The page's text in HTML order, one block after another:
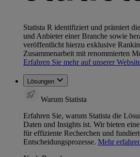
Statista R identifiziert und prämiert
und Anbieter einer Branche sowie
veröffentlicht hierzu exklusive
Zusammenarbeit mit renommierten
Erfahren Sie mehr auf unserer
Lösungen
Warum Statista
Erfahren Sie, warum Statista die
Daten und Insights ist. Wir bieten
für effiziente Recherchen und
Entscheidungsprozesse. Mehr